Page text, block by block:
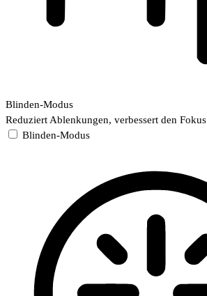
Blinden-Modus
Reduziert Ablenkungen, verbessert den Fokus
Blinden-Modus